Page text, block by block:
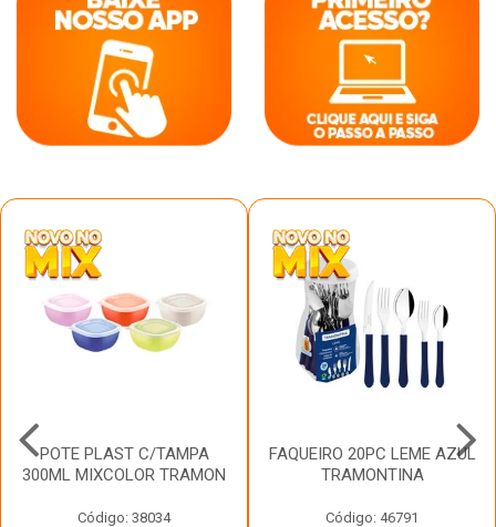
POTE PLAST C/TAMPA
300ML MIXCOLOR TRAMON
Código: 38034
FAQUEIRO 20PC LEME AZUL
TRAMONTINA
Código: 46791